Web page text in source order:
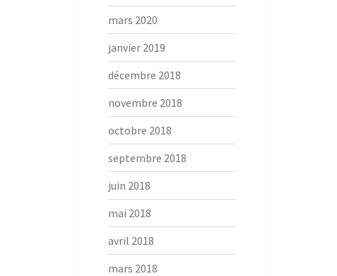
mars 2020
janvier 2019
décembre 2018
novembre 2018
octobre 2018
septembre 2018
juin 2018
mai 2018
avril 2018
mars 2018